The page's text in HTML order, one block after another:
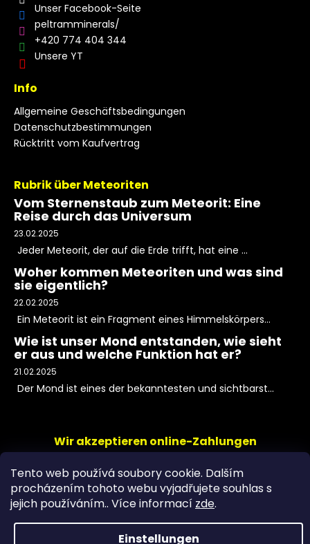
Tento web používá soubory cookie. Dalším
procházením tohoto webu vyjadřujete souhlas s
jejich používáním.. Více informací zde.
Einstellungen
Unser Facebook-Seite
peltramminerals/
+420 774 404 344
Unsere YT
Info
Allgemeine Geschäftsbedingungen
Datenschutzbestimmungen
Rücktritt vom Kaufvertrag
Rubrik über Meteoriten
Vom Sternenstaub zum Meteorit: Eine
Reise durch das Universum
23.02.2025
Jeder Meteorit, der auf die Erde trifft, hat eine ...
Woher kommen Meteoriten und was sind
sie eigentlich?
22.02.2025
Ein Meteorit ist ein Fragment eines Himmelskörpers...
Wie ist unser Mond entstanden, wie sieht
er aus und welche Funktion hat er?
21.02.2025
Der Mond ist eines der bekanntesten und sichtbarst...
Wir akzeptieren online-Zahlungen